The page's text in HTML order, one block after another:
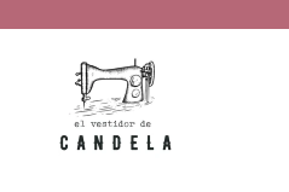
El Vestidor de Candela